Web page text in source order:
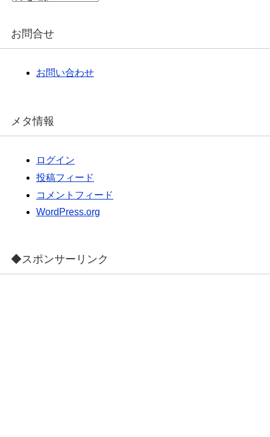
イ
お問合せ
お問い合わせ
メタ情報
ログイン
投稿フィード
コメントフィード
WordPress.org
◆スポンサーリンク